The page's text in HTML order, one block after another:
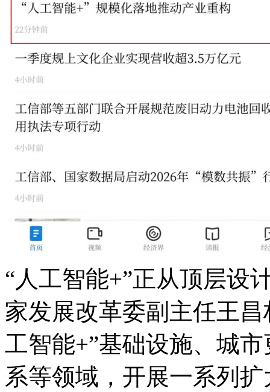
“人工智能+”正从顶层设
家发展改革委副主任王昌
工智能+”基础设施、城市
系等领域，开展一系